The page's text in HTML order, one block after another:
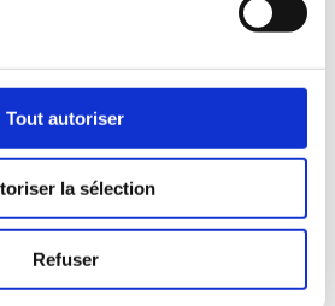
Tout autoriser
la sélection
Refuser
évalué par l’indice
sur place